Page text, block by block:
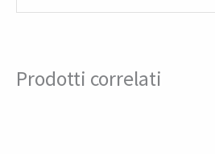
Prodotti correlati